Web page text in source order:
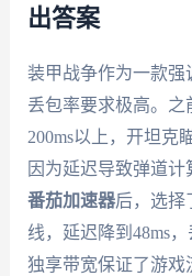
出答案
装甲战争作为一款强
丢包率要求极高。
200ms以上，开坦克
因为延迟导致弹道
番茄加速器后，选择
线，延迟降到48ms
独享带宽保证了游